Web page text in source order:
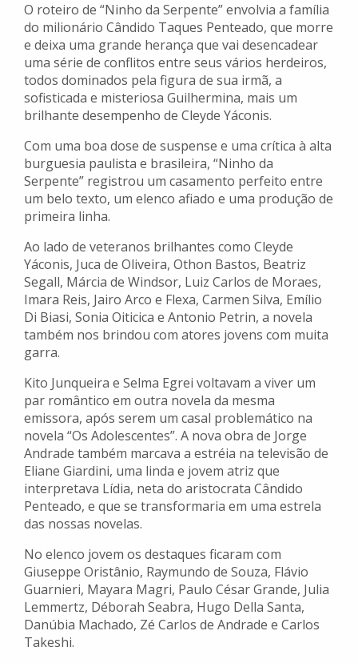
O roteiro de “Ninho da Serpente” envolvia a família
do milionário Cândido Taques Penteado, que morre
e deixa uma grande herança que vai desencadear
uma série de conflitos entre seus vários herdeiros,
todos dominados pela figura de sua irmã, a
sofisticada e misteriosa Guilhermina, mais um
brilhante desempenho de Cleyde Yáconis.
Com uma boa dose de suspense e uma crítica à alta
burguesia paulista e brasileira, “Ninho da
Serpente” registrou um casamento perfeito entre
um belo texto, um elenco afiado e uma produção de
primeira linha.
Ao lado de veteranos brilhantes como Cleyde
Yáconis, Juca de Oliveira, Othon Bastos, Beatriz
Segall, Márcia de Windsor, Luiz Carlos de Moraes,
Imara Reis, Jairo Arco e Flexa, Carmen Silva, Emílio
Di Biasi, Sonia Oiticica e Antonio Petrin, a novela
também nos brindou com atores jovens com muita
garra.
Kito Junqueira e Selma Egrei voltavam a viver um
par romântico em outra novela da mesma
emissora, após serem um casal problemático na
novela “Os Adolescentes”. A nova obra de Jorge
Andrade também marcava a estréia na televisão de
Eliane Giardini, uma linda e jovem atriz que
interpretava Lídia, neta do aristocrata Cândido
Penteado, e que se transformaria em uma estrela
das nossas novelas.
No elenco jovem os destaques ficaram com
Giuseppe Oristânio, Raymundo de Souza, Flávio
Guarnieri, Mayara Magri, Paulo César Grande, Julia
Lemmertz, Déborah Seabra, Hugo Della Santa,
Danúbia Machado, Zé Carlos de Andrade e Carlos
Takeshi.